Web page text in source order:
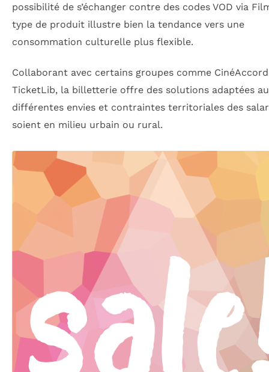
possibilité de s’échanger contre des codes VOD via
type de produit illustre bien la tendance vers une
consommation culturelle plus flexible.
Collaborant avec certains groupes comme
TicketLib, la billetterie offre des solutions adaptées
différentes envies et contraintes territoriales des
soient en milieu urbain ou rural.